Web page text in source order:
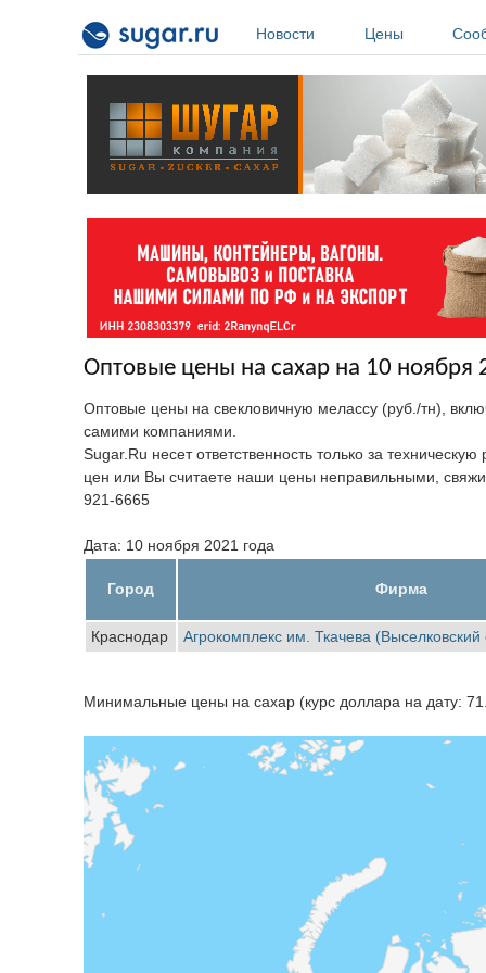
Новости
Цены
Оптовые цены на сахар на 10 ноября
Оптовые цены на свекловичную мелассу (руб./тн),
самими компаниями.
Sugar.Ru несет ответственность только за
цен или Вы считаете наши цены неправильными,
921-6665
Дата: 10 ноября 2021 года
Город Фирма
Краснодар
Агрокомплекс им. Ткачева
Минимальные цены на сахар (курс доллара на дату: